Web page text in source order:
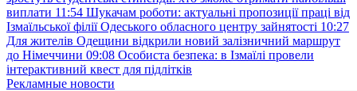
виплати 11:54 Шукачам роботи: актуальні пропозиції праці від
Ізмаїльської філії Одеського обласного центру зайнятості 10:27
Для жителів Одещини відкрили новий залізничний маршрут
до Німеччини 09:08 Особиста безпека: в Ізмаїлі провели
інтерактивний квест для підлітків
Рекламные новости